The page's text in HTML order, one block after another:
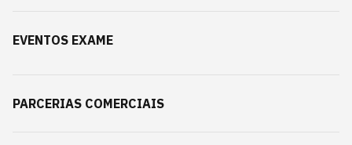
EVENTOS EXAME
PARCERIAS COMERCIAIS